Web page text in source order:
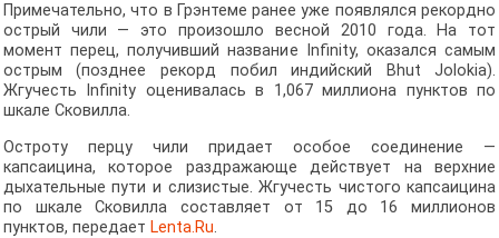
Примечательно, что в Грэнтеме ранее уже появлялся рекордно
острый чили — это произошло весной 2010 года. На тот
момент перец, получивший название Infinity, оказался самым
острым (позднее рекорд побил индийский Bhut Jolokia).
Жгучесть Infinity оценивалась в 1,067 миллиона пунктов по
шкале Сковилла.
Остроту перцу чили придает особое соединение —
капсаицина, которое раздражающе действует на верхние
дыхательные пути и слизистые. Жгучесть чистого капсаицина
по шкале Сковилла составляет от 15 до 16 миллионов
пунктов, передает Lenta.Ru.